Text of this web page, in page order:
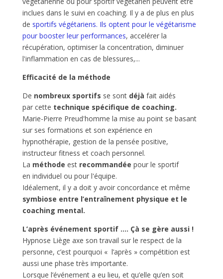
inclues dans le suivi en coaching. Il y a de plus en plus
de sportifs végétariens. Ils optent pour le végétarisme
pour booster leur performances, accelérer la
récupération, optimiser la concentration, diminuer
l'inflammation en cas de blessures,...
Efficacité de la méthode
De nombreux sportifs se sont déjà fait aidés
par cette technique spécifique de coaching.
Marie-Pierre Preud'homme la mise au point se basant
sur ses formations et son expérience en
hypnothérapie, gestion de la pensée positive,
instructeur fitness et coach personnel.
La méthode est recommandée pour le sportif
en individuel ou pour l'équipe.
Idéalement, il y a doit y avoir concordance et même
symbiose entre l’entraînement physique et le
coaching mental.
L’après événement sportif …. Çà se gère aussi !
Hypnose Liège axe son travail sur le respect de la
personne, c’est pourquoi « l’après » compétition est
aussi une phase très importante.
Lorsque l’événement a eu lieu, et qu’elle qu’en soit